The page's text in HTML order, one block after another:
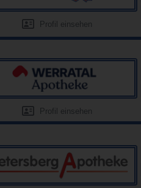
Profil einsehen
Profil einsehen